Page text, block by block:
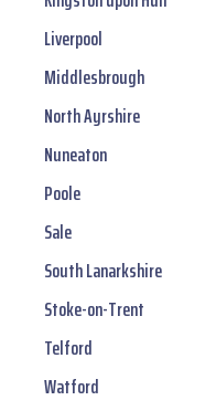
Liverpool
Middlesbrough
North Ayrshire
Nuneaton
Poole
Sale
South Lanarkshire
Stoke-on-Trent
Telford
Watford